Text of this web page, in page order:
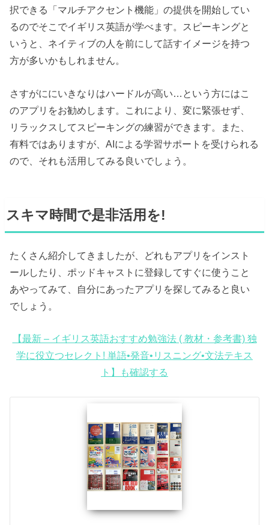
択できる「マルチアクセント機能」の提供を開始してい
るのでそこでイギリス英語が学べます。スピーキングと
いうと、ネイティブの人を前にして話すイメージを持つ
方が多いかもしれません。
さすがににいきなりはハードルが高い…という方にはこ
のアプリをお勧めします。これにより、変に緊張せず、
リラックスしてスピーキングの練習ができます。また、
有料ではありますが、AIによる学習サポートを受けられる
ので、それも活用してみる良いでしょう。
スキマ時間で是非活用を!
たくさん紹介してきましたが、どれもアプリをインスト
ールしたり、ポッドキャストに登録してすぐに使うこと
あやってみて、自分にあったアプリを探してみると良い
でしょう。
【最新 – イギリス英語おすすめ勉強法 ( 教材・参考書) 独
学に役立つセレクト! 単語•発音•リスニング•文法テキス
ト】も確認する